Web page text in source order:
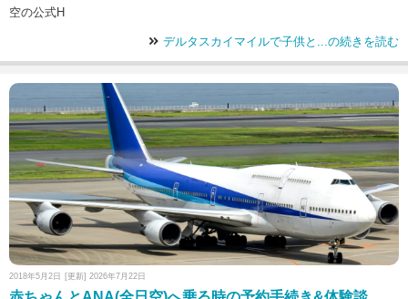
空の公式H
デルタスカイマイルで子供と...の続きを読む
2018年5月2日 [更新] 2026年7月22日